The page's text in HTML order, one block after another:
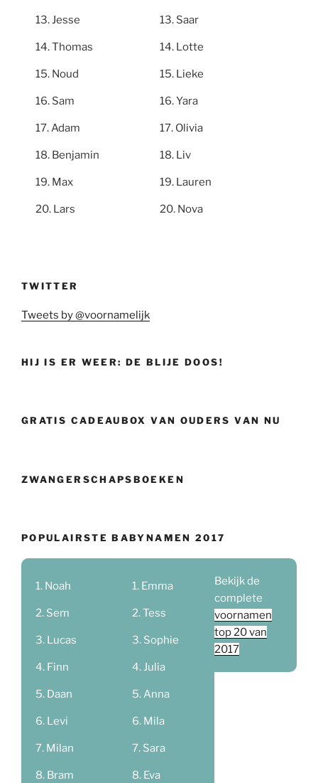
Jesse
Thomas
Noud
Sam
Adam
Benjamin
Max
Lars
Saar
Lotte
Lieke
Yara
Olivia
Liv
Lauren
Nova
TWITTER
Tweets by @voornamelijk
HIJ IS ER WEER: DE BLIJE DOOS!
GRATIS CADEAUBOX VAN OUDERS VAN NU
ZWANGERSCHAPSBOEKEN
POPULAIRSTE BABYNAMEN 2017
Noah
Sem
Lucas
Finn
Daan
Levi
Milan
Bram
Emma
Tess
Sophie
Julia
Anna
Mila
Sara
Eva
Bekijk de
complete
voornamen
top 20 van
2017